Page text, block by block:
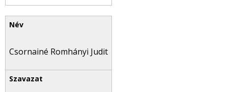
Csornainé Romhányi Judit